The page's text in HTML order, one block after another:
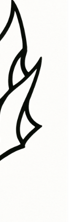
리고 인간 본성의
할 때, 이는 역경
위한 싸움을 나
러운 여정을 반
전투, 버서크의
하게 만듭니다.
현을 만들어, 버
자의 여정과 결